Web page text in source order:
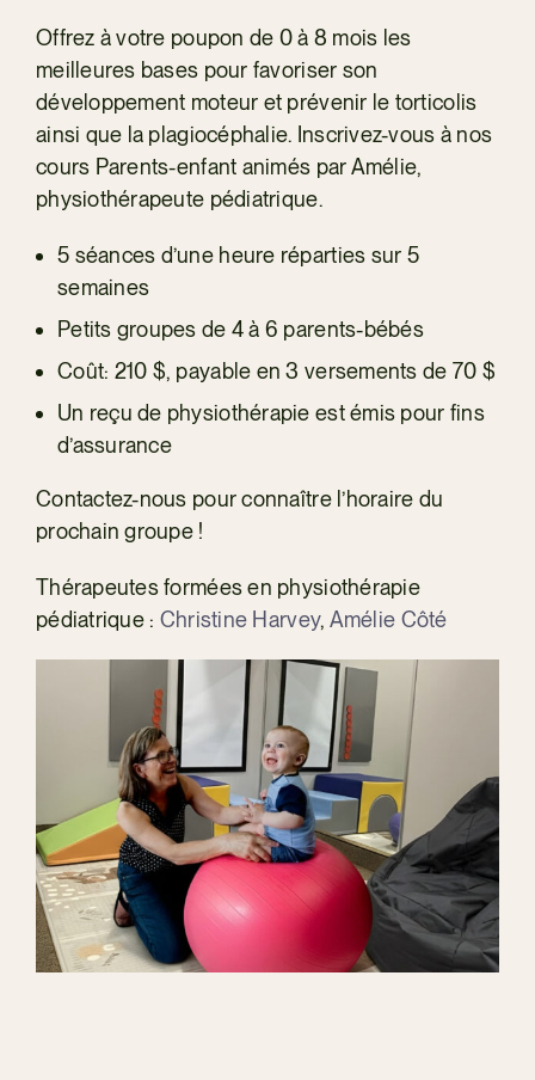
Offrez à votre poupon de 0 à 8 mois les
meilleures bases pour favoriser son
développement moteur et prévenir le torticolis
ainsi que la plagiocéphalie. Inscrivez-vous à nos
cours Parents-enfant animés par Amélie,
physiothérapeute pédiatrique.
5 séances d’une heure réparties sur 5
semaines
Petits groupes de 4 à 6 parents-bébés
Coût: 210 $, payable en 3 versements de 70 $
Un reçu de physiothérapie est émis pour fins
d’assurance
Contactez-nous pour connaître l’horaire du
prochain groupe !
Thérapeutes formées en physiothérapie
pédiatrique : Christine Harvey, Amélie Côté